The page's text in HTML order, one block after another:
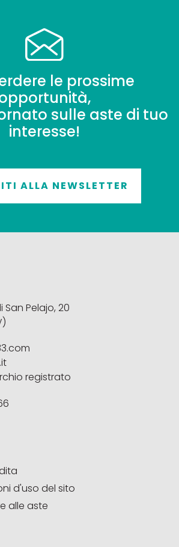
le prossime
sulle aste di tuo
interesse!
ALLA NEWSLETTER
Pelajo, 20
registrato
d'uso del sito
alle aste